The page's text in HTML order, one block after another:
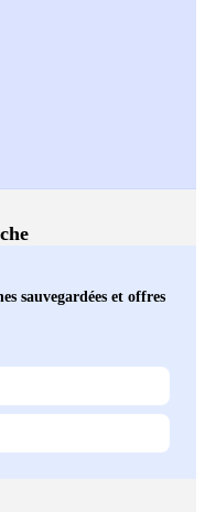
sauvegardées et offres